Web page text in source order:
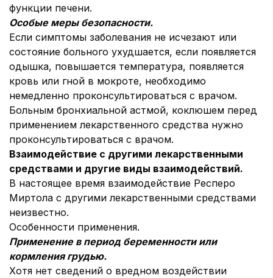
функции печени.
Особые меры безопасности.
Если симптомы заболевания не исчезают или
состояние больного ухудшается, если появляется
одышка, повышается температура, появляется
кровь или гной в мокроте, необходимо
немедленно проконсультироваться с врачом.
Больным бронхиальной астмой, коклюшем перед
применением лекарственного средства нужно
проконсультироваться с врачом.
Взаимодействие с другими лекарственными
средствами и другие виды взаимодействий.
В настоящее время взаимодействие Респеро
Миртола с другими лекарственными средствами
неизвестно.
Особенности применения.
Применение в период беременности или
кормления грудью.
Хотя нет сведений о вредном воздействии